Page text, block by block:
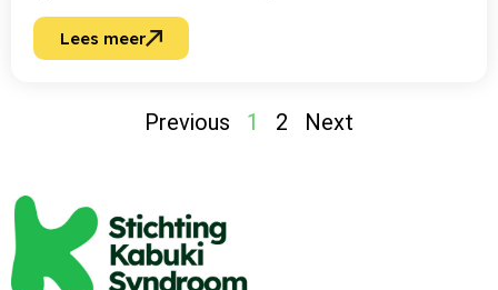
Lees meer
Previous 1 2 Next